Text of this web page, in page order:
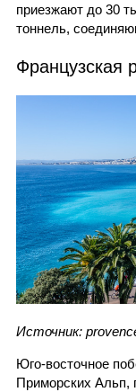
приезжают до 30
тоннель,
Французская
Источник:
Юго-восточное
Приморских Альп,